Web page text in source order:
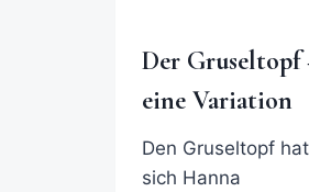
Der Gruseltopf
eine Variation
Den Gruseltopf
sich Hanna